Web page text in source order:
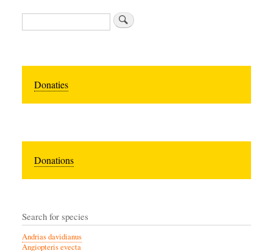
Zoeken
Donaties
Donations
Search for species
Andrias davidianus
Angiopteris evecta